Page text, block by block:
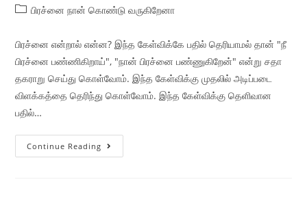
பிரச்னை நான் கொண்டு வருகிறேனா
பிரச்னை என்றால் என்ன? இந்த கேள்விக்கே பதில் தெரியாமல் தான் "நீ
பிரச்னை பண்ணிகிறாய்", "நான் பிரச்னை பண்ணுகிறேன்" என்று சதா
தகராறு செய்து கொள்வோம். இந்த கேள்விக்கு முதலில் அடிப்படை
விளக்கத்தை தெரிந்து கொள்வோம். இந்த கேள்விக்கு தெளிவான
பதில்…
Continue Reading